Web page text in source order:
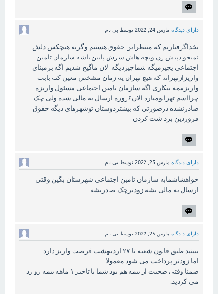
دارای دیدگاه مارس 24, 2022 توسط بی نام
بخداگرفتاریم که منتظراین حقوق هستیم وگرنه هیچکس دلش
نمیخوادپیش زن وبچه هاش سرش پایین باشه سازمان تامین
اجتماعی یچیزمیگه شماچیزدیگه الان ماگیج شدیم اگه برمبنای
واریزازتهرانه که هیچ تهران یه زمان مشخص معین کنه بابت
واریزبیمه بیکاری اگه سازمان تامین اجتماعی مسئول واریزه
چرااسم تهرانومیاره الان۶روزه ارسال به مالی شده ولی چک
صادرنشده درصورتی که بیشتردوستان توشهرهای دیگه حقوق
فروردین برداشت کزدن
دارای دیدگاه مارس 25, 2022 توسط بی نام
خواهشاشمابه سازمان تامین اجتماعی شهرستان بگین وقتی
ارسال به مالی بشه زودترچک صادربشه
دارای دیدگاه مارس 25, 2022 توسط بی نام
ببینید طبق قانون شعبه تا ۲۷ اردیبهشت فرصت واریز دارد.
اما زودتر پرداخت می شود معمولا.
ضمنا وقتی صحبت از بیمه هم بود شما با تاخیر ۱ ماهه بیمه رو رد
می کردید.